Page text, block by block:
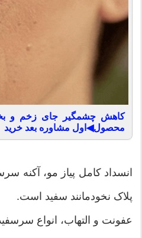
محصول◀اول مشاوره بعد خرید
انسداد کامل پیاز مو، آکنه
پلاک نخودمانند سفید است.
عفونت و التهاب، انواع